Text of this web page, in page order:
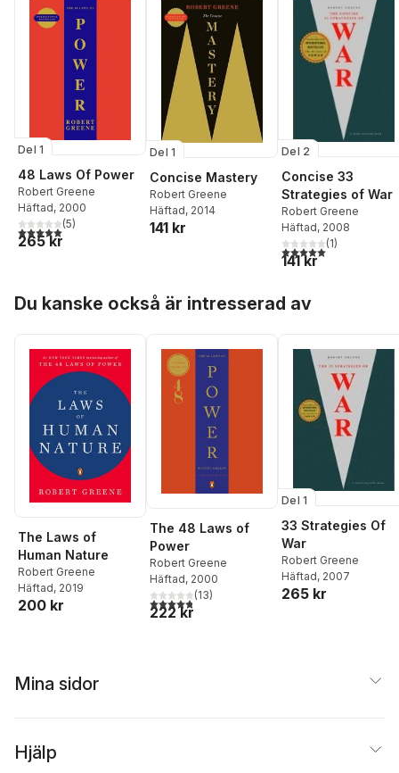
Del 1
48 Laws Of Power
Robert Greene
Häftad, 2000
5,0utav 5 stjärnor. Totalt antal röster:
(5)
265 kr
Del 1
Concise Mastery
Robert Greene
Häftad, 2014
141 kr
Del 2
Concise 33
Strategies of War
Robert Greene
Häftad, 2008
5,0utav 5 stjärnor.
(1)
141 kr
Du kanske också är intresserad av
The Laws of
Human Nature
Robert Greene
Häftad, 2019
200 kr
The 48 Laws of
Power
Robert Greene
Häftad, 2000
4,8utav 5 stjärnor. Totalt antal röster:
(13)
222 kr
Del 1
33 Strategies Of
War
Robert Greene
Häftad, 2007
265 kr
Mina sidor
Hjälp